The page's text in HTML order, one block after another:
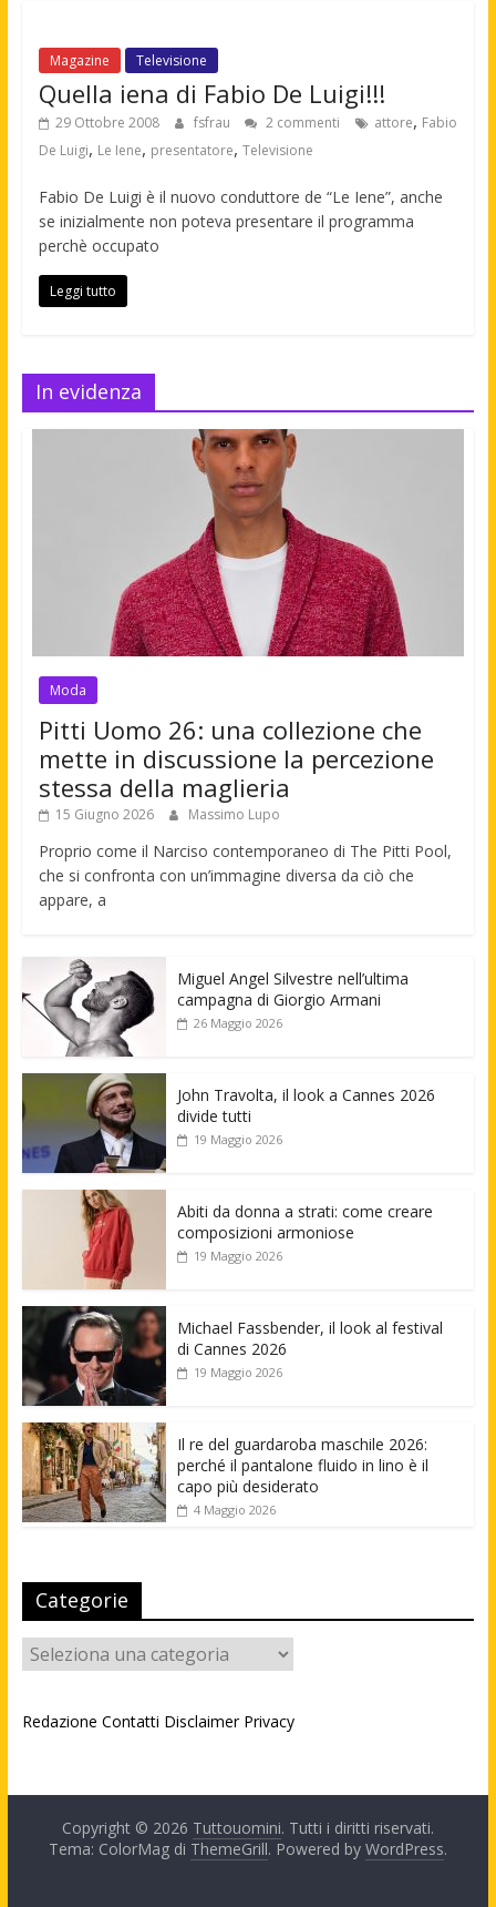
Magazine Televisione
Quella iena di Fabio De Luigi!!!
29 Ottobre 2008 fsfrau 2 commenti attore, Fabio
De Luigi, Le Iene, presentatore, Televisione
Fabio De Luigi è il nuovo conduttore de “Le Iene”, anche
se inizialmente non poteva presentare il programma
perchè occupato
Leggi tutto
In evidenza
Moda
Pitti Uomo 26: una collezione che
mette in discussione la percezione
stessa della maglieria
15 Giugno 2026 Massimo Lupo
Proprio come il Narciso contemporaneo di The Pitti Pool,
che si confronta con un’immagine diversa da ciò che
appare, a
Miguel Angel Silvestre nell’ultima
campagna di Giorgio Armani
26 Maggio 2026
John Travolta, il look a Cannes 2026
divide tutti
19 Maggio 2026
Abiti da donna a strati: come creare
composizioni armoniose
19 Maggio 2026
Michael Fassbender, il look al festival
di Cannes 2026
19 Maggio 2026
Il re del guardaroba maschile 2026:
perché il pantalone fluido in lino è il
capo più desiderato
4 Maggio 2026
Categorie
Categorie
Redazione Contatti Disclaimer Privacy
Copyright © 2026 Tuttouomini. Tutti i diritti riservati.
Tema: ColorMag di ThemeGrill. Powered by WordPress.